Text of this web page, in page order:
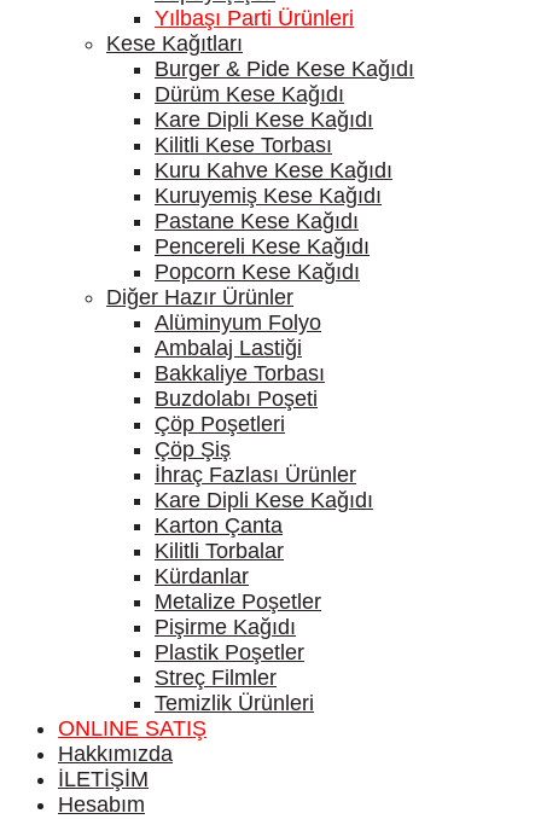
Yılbaşı Parti Ürünleri
Kese Kağıtları
Burger & Pide Kese Kağıdı
Dürüm Kese Kağıdı
Kare Dipli Kese Kağıdı
Kilitli Kese Torbası
Kuru Kahve Kese Kağıdı
Kuruyemiş Kese Kağıdı
Pastane Kese Kağıdı
Pencereli Kese Kağıdı
Popcorn Kese Kağıdı
Diğer Hazır Ürünler
Alüminyum Folyo
Ambalaj Lastiği
Bakkaliye Torbası
Buzdolabı Poşeti
Çöp Poşetleri
Çöp Şiş
İhraç Fazlası Ürünler
Kare Dipli Kese Kağıdı
Karton Çanta
Kilitli Torbalar
Kürdanlar
Metalize Poşetler
Pişirme Kağıdı
Plastik Poşetler
Streç Filmler
Temizlik Ürünleri
ONLINE SATIŞ
Hakkımızda
İLETİŞİM
Hesabım